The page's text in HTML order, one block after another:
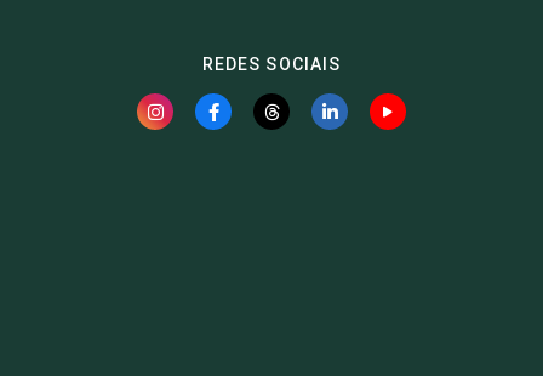
REDES SOCIAIS